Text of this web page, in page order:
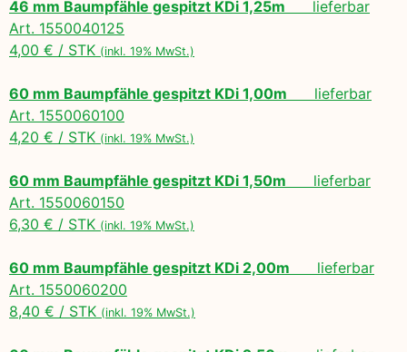
46 mm Baumpfähle gespitzt KDi 1,25m lieferbar
Art. 1550040125
4,00 € / STK (inkl. 19% MwSt.)
60 mm Baumpfähle gespitzt KDi 1,00m lieferbar
Art. 1550060100
4,20 € / STK (inkl. 19% MwSt.)
60 mm Baumpfähle gespitzt KDi 1,50m lieferbar
Art. 1550060150
6,30 € / STK (inkl. 19% MwSt.)
60 mm Baumpfähle gespitzt KDi 2,00m lieferbar
Art. 1550060200
8,40 € / STK (inkl. 19% MwSt.)